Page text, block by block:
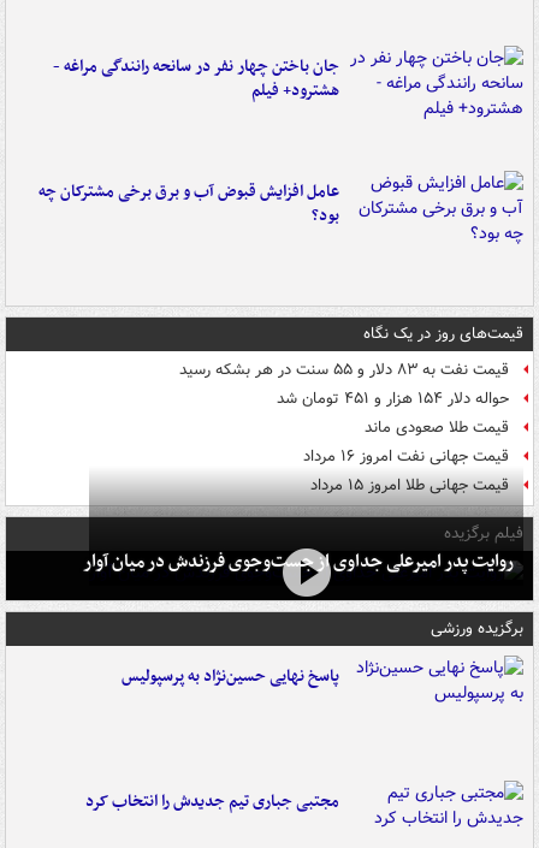
جان باختن چهار نفر در سانحه رانندگی مراغه -
هشترود+ فیلم
عامل افزایش قبوض آب و برق برخی مشترکان چه
بود؟
قیمت‌های روز در یک نگاه
قیمت نفت به ۸۳ دلار و ۵۵ سنت در هر بشکه رسید
حواله دلار ۱۵۴ هزار و ۴۵۱ تومان شد
قیمت طلا صعودی ماند
قیمت جهانی نفت امروز ۱۶ مرداد
قیمت جهانی طلا امروز ۱۵ مرداد
فیلم برگزیده
روایت پدر امیرعلی جداوی از جست‌وجوی فرزندش در میان آوار
برگزیده ورزشی
پاسخ نهایی حسین‌نژاد به پرسپولیس
مجتبی جباری تیم جدیدش را انتخاب کرد